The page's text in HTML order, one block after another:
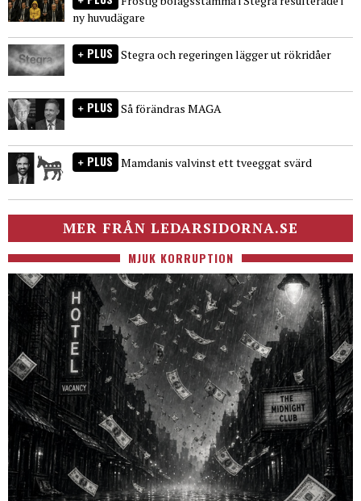
ny huvudägare
PLUS Stegra och regeringen lägger ut rökridåer
PLUS Så förändras MAGA
PLUS Mamdanis valvinst ett tveeggat svärd
MER FRÅN LEDARSIDORNA.SE
MJUK KORRUPTION